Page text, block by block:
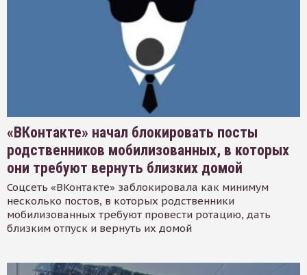
«ВКонтакте» начал блокировать посты
родственников мобилизованных, в которых
они требуют вернуть близких домой
Соцсеть «ВКонтакте» заблокировала как минимум
несколько постов, в которых родственники
мобилизованных требуют провести ротацию, дать
близким отпуск и вернуть их домой